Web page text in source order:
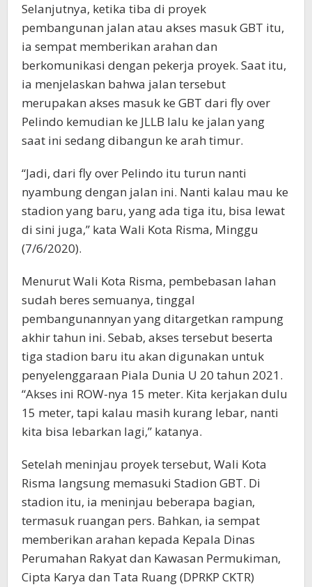
Selanjutnya, ketika tiba di proyek
pembangunan jalan atau akses masuk GBT itu,
ia sempat memberikan arahan dan
berkomunikasi dengan pekerja proyek. Saat itu,
ia menjelaskan bahwa jalan tersebut
merupakan akses masuk ke GBT dari fly over
Pelindo kemudian ke JLLB lalu ke jalan yang
saat ini sedang dibangun ke arah timur.
“Jadi, dari fly over Pelindo itu turun nanti
nyambung dengan jalan ini. Nanti kalau mau ke
stadion yang baru, yang ada tiga itu, bisa lewat
di sini juga,” kata Wali Kota Risma, Minggu
(7/6/2020).
Menurut Wali Kota Risma, pembebasan lahan
sudah beres semuanya, tinggal
pembangunannyan yang ditargetkan rampung
akhir tahun ini. Sebab, akses tersebut beserta
tiga stadion baru itu akan digunakan untuk
penyelenggaraan Piala Dunia U 20 tahun 2021.
“Akses ini ROW-nya 15 meter. Kita kerjakan dulu
15 meter, tapi kalau masih kurang lebar, nanti
kita bisa lebarkan lagi,” katanya.
Setelah meninjau proyek tersebut, Wali Kota
Risma langsung memasuki Stadion GBT. Di
stadion itu, ia meninjau beberapa bagian,
termasuk ruangan pers. Bahkan, ia sempat
memberikan arahan kepada Kepala Dinas
Perumahan Rakyat dan Kawasan Permukiman,
Cipta Karya dan Tata Ruang (DPRKP CKTR)